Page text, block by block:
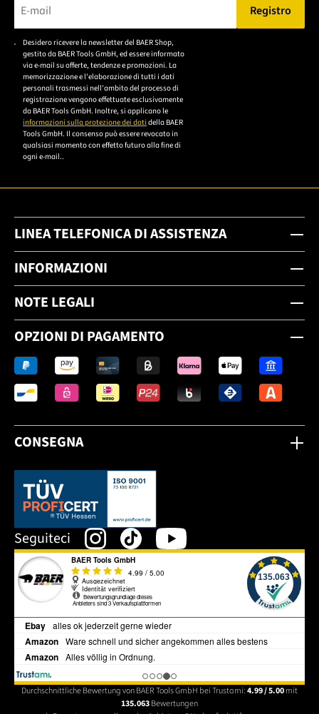
Bitte geben Sie eine gültige E-Mail-Adresse ein.
Registro
Desidero ricevere la newsletter del BAER Shop,
gestito da BAER Tools GmbH, ed essere informato
via e-mail su offerte, tendenze e promozioni. La
memorizzazione e l'elaborazione di tutti i dati
personali trasmessi nell'ambito del processo di
registrazione vengono effettuate esclusivamente
da BAER Tools GmbH. Inoltre, si applicano le
informazioni sulla protezione dei dati della BAER
Tools GmbH. Il consenso può essere revocato in
qualsiasi momento con effetto futuro alla fine di
ogni e-mail..
LINEA TELEFONICA DI ASSISTENZA
INFORMAZIONI
NOTE LEGALI
OPZIONI DI PAGAMENTO
CONSEGNA
Dieser Link öffnet sich in einem neuen Tab.
Seguiteci
Durchschnittliche Bewertung von BAER Tools GmbH bei Trustami:4.99 / 5.00mit
135.063Bewertungen